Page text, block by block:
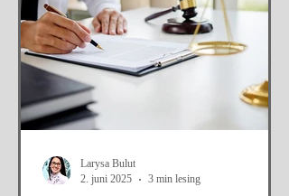
Larysa Bulut
2. juni 2025
3 min lesing